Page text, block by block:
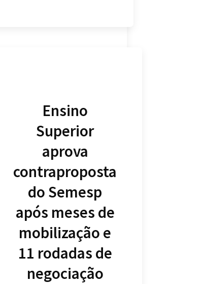
Ensino
Superior
aprova
contraproposta
do Semesp
após meses de
mobilização e
11 rodadas de
negociação